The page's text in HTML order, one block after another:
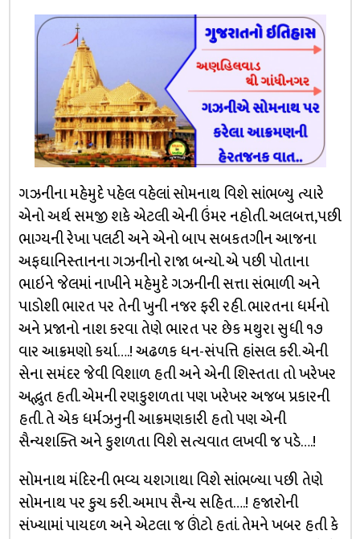
ગઝનીના મહેમુદે પહેલ વહેલાં સોમનાથ વિશે સાંભળ્યુ ત્યારે
એનો અર્થ સમજી શકે એટલી એની ઉંમર નહોતી. અલબત્ત,પછી
ભાગ્યની રેખા પલટી અને એનો બાપ સબકતગીન આજના
અફઘાનિસ્તાનના ગઝનીનો રાજા બન્યો. એ પછી પોતાના
ભાઇને જેલમાં નાખીને મહેમુદે ગઝનીની સત્તા સંભાળી અને
પાડોશી ભારત પર તેની ખુની નજર ફરી રહી. ભારતના ધર્મનો
અને પ્રજાનો નાશ કરવા તેણે ભારત પર છેક મથુરા સુધી ૧૭
વાર આક્રમણો કર્યા….! અઢળક ધન-સંપત્તિ હાંસલ કરી. એની
સેના સમંદર જેવી વિશાળ હતી અને એની શિસ્તતા તો ખરેખર
અદ્ભુત હતી. એમની રણકુશળતા પણ ખરેખર અજબ પ્રકારની
હતી. તે એક ધર્મઝનુની આક્રમણકારી હતો પણ એની
સૈન્યશક્તિ અને કુશળતા વિશે સત્યવાત લખવી જ પડે….!
સોમનાથ મંદિરની ભવ્ય યશગાથા વિશે સાંભળ્યા પછી તેણે
સોમનાથ પર કુચ કરી. અમાપ સૈન્ય સહિત….! હજારોની
સંખ્યામાં પાયદળ અને એટલા જ ઊંટો હતાં. તેમને ખબર હતી કે